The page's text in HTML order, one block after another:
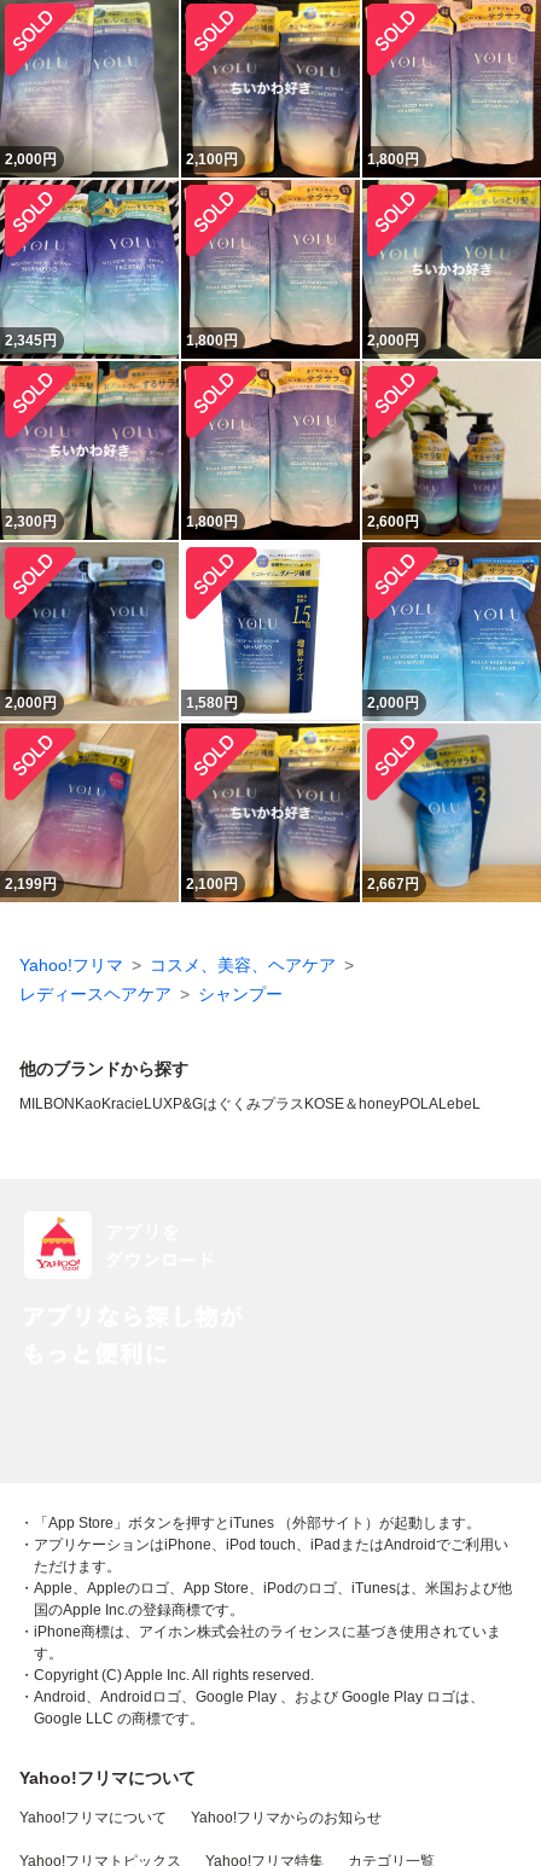
2,000円 2,100円 1,800円
2,345円 1,800円 2,000円
2,300円 1,800円 2,600円
2,000円 1,580 円 2,000円
2,199円 2,100円 2,667円
Yahoo!フリマ
コスメ、美容、ヘアケア
レディースヘアケア
シャンプー
他のブランドから探す
MILBON KaoKracie LUXP&Gはぐくみプラス KOSE＆honeyPOLALebeL
・「App Store」ボタンを押すとiTunes （外部サイト）が起動します。
・アプリケーションはiPhone、iPod touch、iPadまたはAndroidでご利用い
ただけます。
・Apple、Appleのロゴ、App Store、iPodのロゴ、iTunesは、米国および他
国のApple Inc.の登録商標です。
・iPhone商標は、アイホン株式会社のライセンスに基づき使用されていま
す。
・Copyright (C) Apple Inc. All rights reserved.
・Android、Androidロゴ、Google Play 、および Google Play ロゴは、
Google LLC の商標です。
Yahoo!フリマについて
Yahoo!フリマについて Yahoo!フリマからのお知らせ
Yahoo!フリマトピックス Yahoo!フリマ特集 カテゴリ一覧